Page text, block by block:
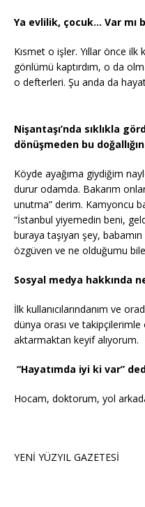
Ya evlilik, çocuk… Var mı
Kısmet o işler. Yıllar önce ilk
gönlümü kaptırdım, o da
o defterleri. Şu anda da
Nişantaşı’nda sıklıkla
dönüşmeden bu
Köyde ayağıma giydiğim
durur odamda. Bakarım
unutma” derim. Kamyoncu
“İstanbul yiyemedin beni,
buraya taşıyan şey,
özgüven ve ne olduğumu
Sosyal medya hakkında
İlk kullanıcılarındanım ve
dünya orası ve
aktarmaktan keyif alıyorum.
“Hayatımda iyi ki var”
Hocam, doktorum, yol
YENİ YÜZYIL GAZETESİ